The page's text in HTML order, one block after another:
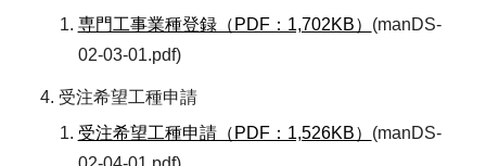
専門工事業種登録（PDF：1,702KB） (manDS-
02-03-01.pdf)
受注希望工種申請
受注希望工種申請（PDF：1,526KB） (manDS-